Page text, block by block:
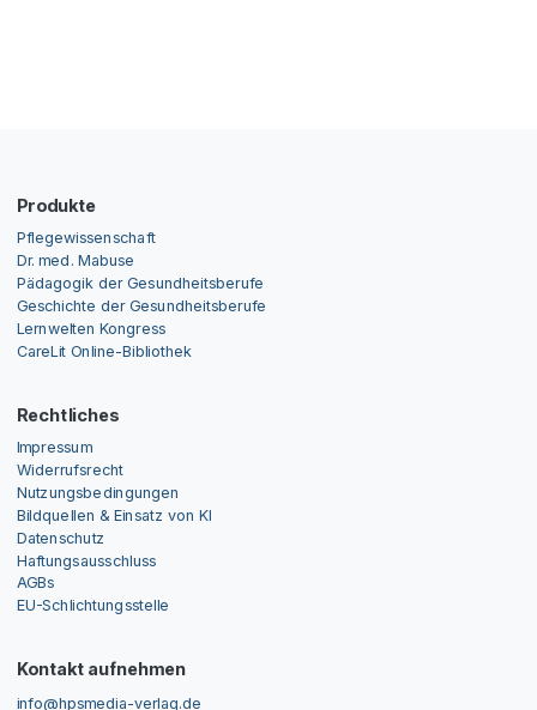
Produkte
Pflegewissenschaft
Dr. med. Mabuse
Pädagogik der Gesundheitsberufe
Geschichte der Gesundheitsberufe
Lernwelten Kongress
CareLit Online-Bibliothek
Rechtliches
Impressum
Widerrufsrecht
Nutzungsbedingungen
Bildquellen & Einsatz von KI
Datenschutz
Haftungsausschluss
AGBs
EU-Schlichtungsstelle
Kontakt aufnehmen
info@hpsmedia-verlag.de